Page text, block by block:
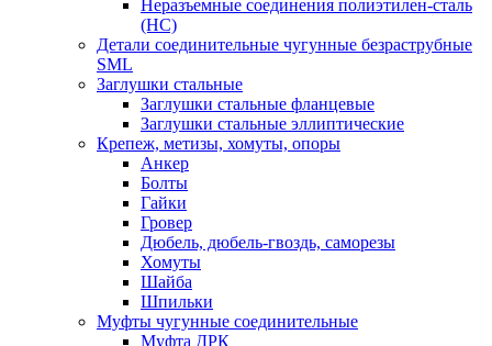
Неразъемные соединения полиэтилен-сталь
(НС)
Детали соединительные чугунные безраструбные
SML
Заглушки стальные
Заглушки стальные фланцевые
Заглушки стальные эллиптические
Крепеж, метизы, хомуты, опоры
Анкер
Болты
Гайки
Гровер
Дюбель, дюбель-гвоздь, саморезы
Хомуты
Шайба
Шпильки
Муфты чугунные соединительные
Муфта ДРК